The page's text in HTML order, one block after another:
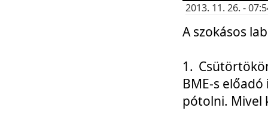
2013. 11. 26. -
A szokásos
1.
BME-s
pótolni. Mivel